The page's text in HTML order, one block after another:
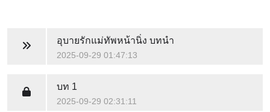
อุบายรักแม่ทัพหน้านิ่ง บทนำ
2025-09-29 01:47:13
บท 1
2025-09-29 02:31:11